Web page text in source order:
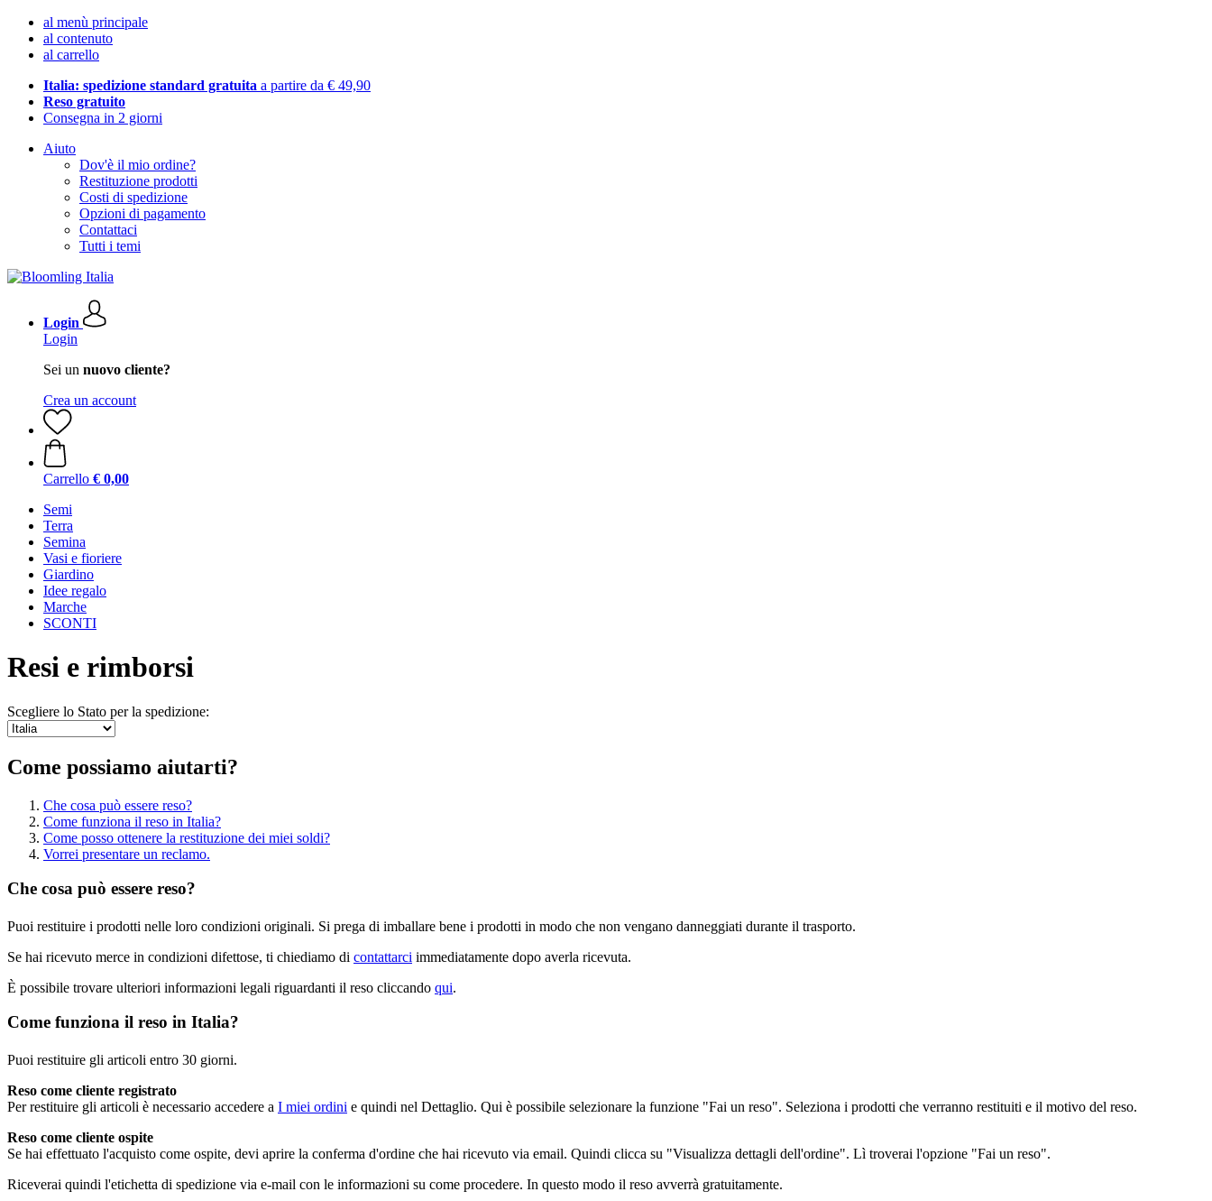
al menù principale
al contenuto
al carrello
Italia: spedizione standard gratuita a partire da € 49,90
Reso gratuito
Consegna in 2 giorni
Aiuto
Dov'è il mio ordine?
Restituzione prodotti
Costi di spedizione
Opzioni di pagamento
Contattaci
Tutti i temi
Login
Login
Sei un nuovo cliente?
Crea un account
Carrello € 0,00
Semi
Terra
Semina
Vasi e fioriere
Giardino
Idee regalo
Marche
SCONTI
Resi e rimborsi
Scegliere lo Stato per la spedizione:
Come possiamo aiutarti?
Che cosa può essere reso?
Come funziona il reso in Italia?
Come posso ottenere la restituzione dei miei soldi?
Vorrei presentare un reclamo.
Che cosa può essere reso?
Puoi restituire i prodotti nelle loro condizioni originali. Si prega di imballare bene i prodotti in modo che non vengano danneggiati durante il trasporto.
Se hai ricevuto merce in condizioni difettose, ti chiediamo di contattarci immediatamente dopo averla ricevuta.
È possibile trovare ulteriori informazioni legali riguardanti il reso cliccando qui.
Come funziona il reso in Italia?
Puoi restituire gli articoli entro 30 giorni.
Reso come cliente registrato
Per restituire gli articoli è necessario accedere a I miei ordini e quindi nel Dettaglio. Qui è possibile selezionare la funzione "Fai un reso". Seleziona i prodotti che verranno restituiti e il motivo del reso.
Reso come cliente ospite
Se hai effettuato l'acquisto come ospite, devi aprire la conferma d'ordine che hai ricevuto via email. Quindi clicca su "Visualizza dettagli dell'ordine". Lì troverai l'opzione "Fai un reso".
Riceverai quindi l'etichetta di spedizione via e-mail con le informazioni su come procedere. In questo modo il reso avverrà gratuitamente.